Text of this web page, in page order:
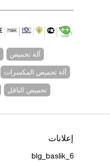
آلة تحميص
آلة تحميص المكسرات
تحميص الناقل
إعلانات
blg_baslik_6